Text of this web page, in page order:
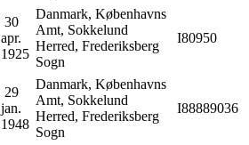
30
apr.
1925
Danmark, Københavns
Amt, Sokkelund
Herred, Frederiksberg
Sogn
I80950
29
jan.
1948
Danmark, Københavns
Amt, Sokkelund
Herred, Frederiksberg
Sogn
I88889036